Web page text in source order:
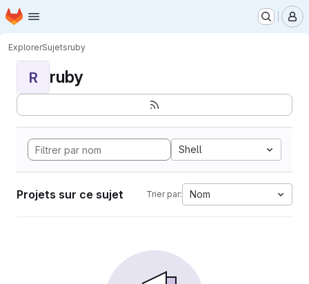
Passer au contenu principal
Page d'accueil
ExplorerSujetsruby
R ruby
Shell
Projets sur ce sujet Trier par: Nom